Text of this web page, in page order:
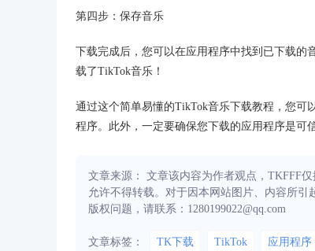
第四步：保存音乐
下载完成后，您可以在应用程序中找到已下载的
载了TikTok音乐！
通过这个简单易懂的TikTok音乐下载教程，您可
程序。此外，一定要确保您下载的应用程序是可
文章来源： 文章该内容为作者观点，TKFFF
允许不得转载。对于因本网站图片、内容所
版权问题，请联系：1280199022@qq.com
文章标签： TK下载 TikTok 应用程序